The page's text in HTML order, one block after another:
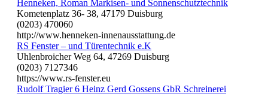
Henneken, Roman Markisen- und Sonnenschutztechnik
Kometenplatz 36- 38, 47179 Duisburg
(0203) 470060
http://www.henneken-innenausstattung.de
RS Fenster – und Türentechnik e.K
Uhlenbroicher Weg 64, 47269 Duisburg
(0203) 7127346
https://www.rs-fenster.eu
Rudolf Tragier 6 Heinz Gerd Gossens GbR Schreinerei